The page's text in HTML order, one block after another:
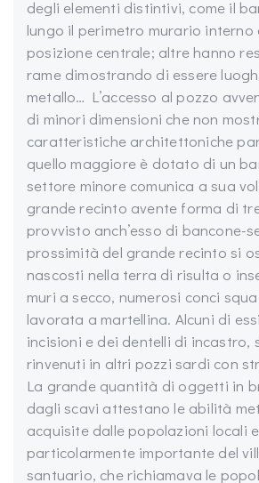
degli elementi distintivi, come il
lungo il perimetro murario interno
posizione centrale; altre hanno
rame dimostrando di essere
metallo… L’accesso al pozzo
di minori dimensioni che non
caratteristiche architettoniche
quello maggiore è dotato di un
settore minore comunica a sua
grande recinto avente forma di
provvisto anch’esso di bancone-
prossimità del grande recinto si
nascosti nella terra di risulta o
muri a secco, numerosi conci
lavorata a martellina. Alcuni di
incisioni e dei dentelli di incastro,
rinvenuti in altri pozzi sardi con
La grande quantità di oggetti in
dagli scavi attestano le abilità
acquisite dalle popolazioni locali
particolarmente importante del
santuario, che richiamava le